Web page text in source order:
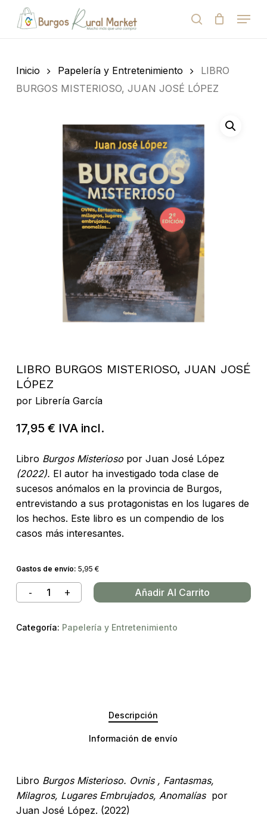
de
search
Menu
Cart
Inicio Papelería y Entretenimiento
LIBRO
BURGOS MISTERIOSO, JUAN JOSÉ LÓPEZ
LIBRO BURGOS MISTERIOSO, JUAN JOSÉ
LÓPEZ
por Librería García
17,95 € IVA incl.
Libro Burgos Misteriosopor Juan José López
(2022). El autor ha investigado toda clase de
sucesos anómalos en la provincia de Burgos,
entrevistando a sus protagonistas en los lugares de
los hechos. Este libro es un compendio de los
casos más interesantes.
Gastos de envío: 5,95 €
Añadir Al Carrito
Categoría: Papelería y Entretenimiento
Descripción
Información de envío
Libro Burgos Misterioso. Ovnis , Fantasmas,
Milagros, Lugares Embrujados, Anomalías por
Juan José López. (2022)